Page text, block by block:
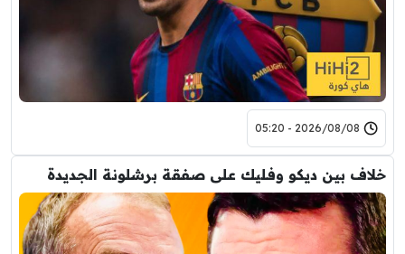
2026/08/08 - 05:20
خلاف بين ديكو وفليك على صفقة برشلونة الجديدة